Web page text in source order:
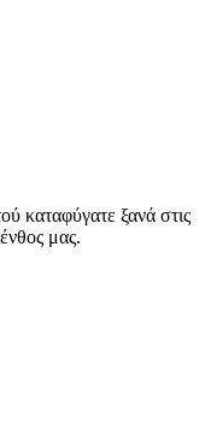
καταφύγατε ξανά στις
μας.